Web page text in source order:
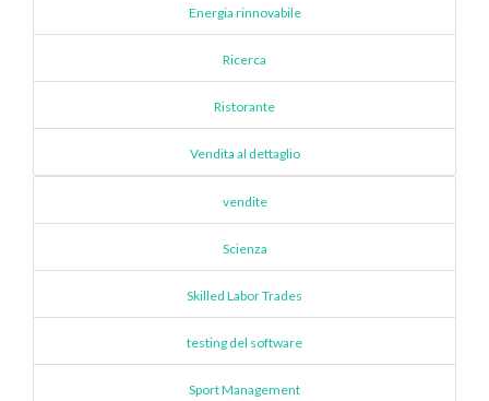
Energia rinnovabile
Ricerca
Ristorante
Vendita al dettaglio
vendite
Scienza
Skilled Labor Trades
testing del software
Sport Management